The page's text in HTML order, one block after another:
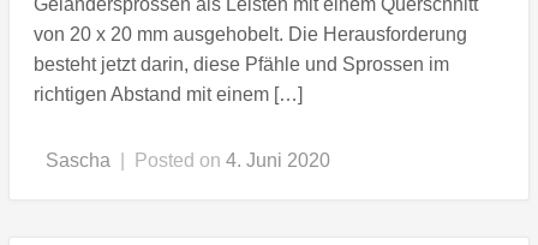
Geländersprossen als Leisten mit einem Querschnitt
von 20 x 20 mm ausgehobelt. Die Herausforderung
besteht jetzt darin, diese Pfähle und Sprossen im
richtigen Abstand mit einem […]
Sascha Posted on 4. Juni 2020